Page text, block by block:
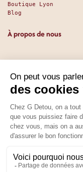
Boutique Lyon
Blog
À propos de nous
Depuis 1951, nous
en leur promettant
prix. Que vous
cherchiez du sucré
qu’il vous faut. Et
pas. La boutique
depuis 2025.
01 89 70 34 50